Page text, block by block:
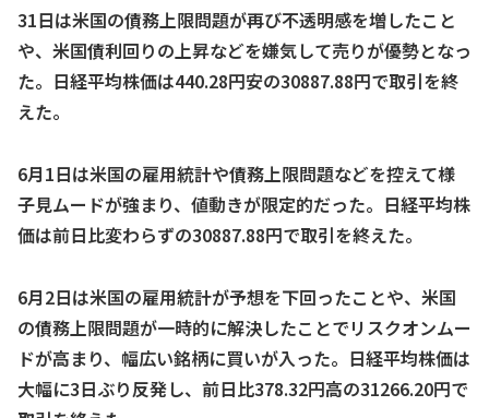
31日は米国の債務上限問題が再び不透明感を増したこと
や、米国債利回りの上昇などを嫌気して売りが優勢となっ
た。日経平均株価は440.28円安の30887.88円で取引を終
えた。
6月1日は米国の雇用統計や債務上限問題などを控えて様
子見ムードが強まり、値動きが限定的だった。日経平均株
価は前日比変わらずの30887.88円で取引を終えた。
6月2日は米国の雇用統計が予想を下回ったことや、米国
の債務上限問題が一時的に解決したことでリスクオンムー
ドが高まり、幅広い銘柄に買いが入った。日経平均株価は
大幅に3日ぶり反発し、前日比378.32円高の31266.20円で